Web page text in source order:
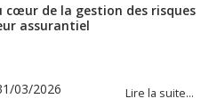
cœur de la gestion des risques
assurantiel
Lire la suite…